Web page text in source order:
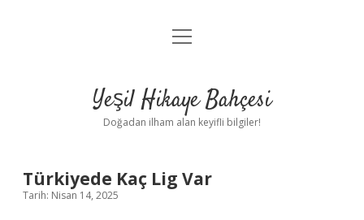
Anasayfa
Yasal Uyarı
menüyü
Yeşil Hikaye Bahçesi
Doğadan ilham alan keyifli bilgiler!
Türkiyede Kaç Lig Var
Tarih: Nisan 14, 2025